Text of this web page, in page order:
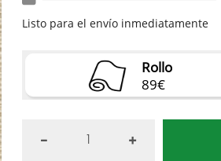
Listo para el envío inmediatamente
Rollo
89€